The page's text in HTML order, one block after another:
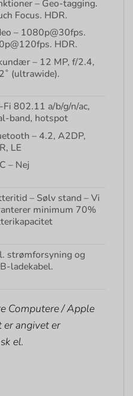
– Geo-tagging.
Focus. HDR.
– 1080p@30fps.
HDR.
– 12 MP, f/2.4,
(ultrawide).
802.11 a/b/g/n/ac,
band, hotspot
– 4.2, A2DP,
LE
– Nej
– Sølv stand – Vi
minimum 70%
strømforsyning og
ladekabel.
Computere / Apple
er angivet er
el.